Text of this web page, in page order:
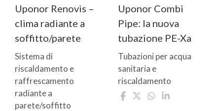
Uponor Renovis –
clima radiante a
soffitto/parete
Sistema di
riscaldamento e
raffrescamento
radiante a
parete/soffitto
Uponor Combi
Pipe: la nuova
tubazione PE-Xa
Tubazioni per acqua
sanitaria e
riscaldamento